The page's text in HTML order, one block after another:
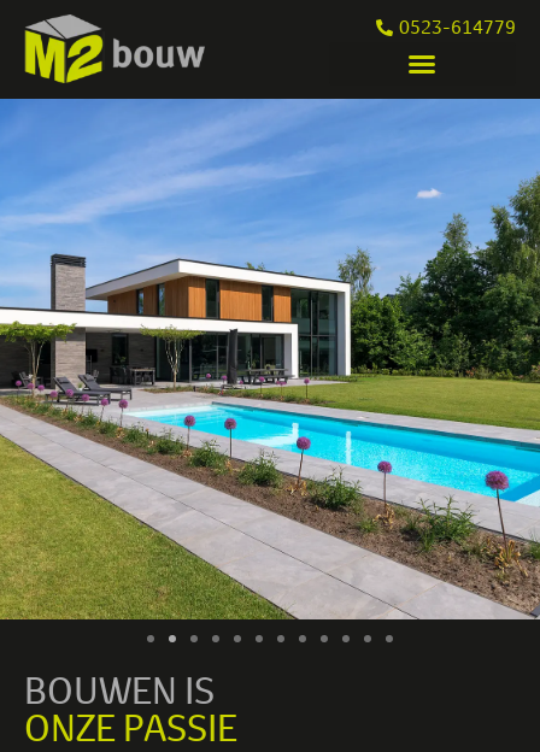
0523-614779
BOUWEN IS
ONZE PASSIE